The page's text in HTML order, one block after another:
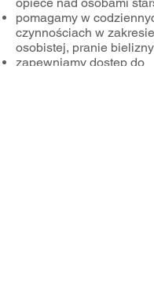
pomagamy w
czynnościach w
osobistej, pranie
zapewniamy dostęp do